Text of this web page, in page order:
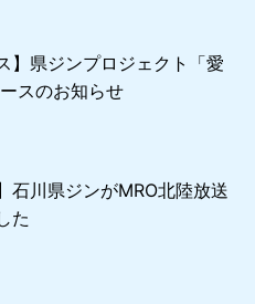
】県ジンプロジェクト「愛
スのお知らせ
石川県ジンがMRO北陸放送
た